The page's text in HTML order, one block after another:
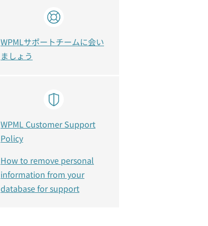
WPMLサポートチームに会い
ましょう
WPML Customer Support
Policy
How to remove personal
information from your
database for support